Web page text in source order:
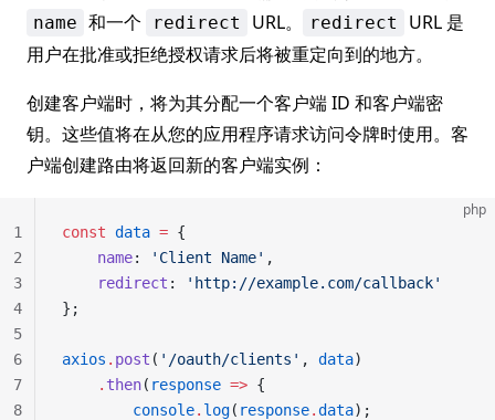
name 和一个 redirect URL。 redirect
URL 是
用户在批准或拒绝授权请求后将被重定向到的地方。
创建客户端时，将为其分配一个客户端 ID 和客户端密
钥。这些值将在从您的应用程序请求访问令牌时使用。客
户端创建路由将返回新的客户端实例：
php
const data = {
    name
: 'Client Name' ,
    redirect
:
'http://example.com/callback'
};
axios . post ( '/oauth/clients' , data)
    .
then( response => {
        console
. log( response.data);
1
2
3
4
5
6
7
8